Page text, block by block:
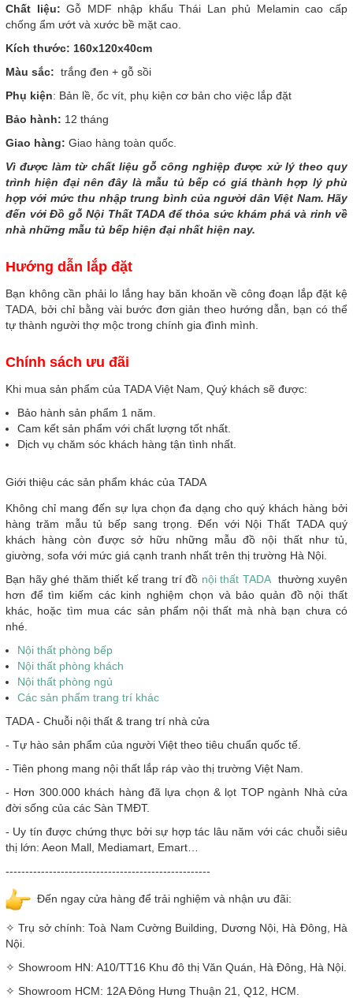
Chất liệu:Gỗ MDF nhập khẩu Thái Lan phủ Melamin cao cấp
chống ẩm ướt và xước bề mặt cao.
Kích thước: 160x120x40cm
Màu sắc: trắng đen + gỗ sồi
Phụ kiện: Bản lề, ốc vít, phụ kiện cơ bản cho việc lắp đặt
Bảo hành: 12 tháng
Giao hàng: Giao hàng toàn quốc.
Vì được làm từ chất liệu gỗ công nghiệp được xử lý theo quy
trình hiện đại nên đây là mẫu tủ bếp có giá thành hợp lý phù
hợp với mức thu nhập trung bình của người dân Việt Nam. Hãy
đến với Đồ gỗ Nội Thất TADA để thỏa sức khám phá và rinh về
nhà những mẫu tủ bếp hiện đại nhất hiện nay.
Hướng dẫn lắp đặt
Bạn không cần phải lo lắng hay băn khoăn về công đoạn lắp đặt kệ
TADA, bởi chỉ bằng vài bước đơn giản theo hướng dẫn, bạn có thể
tự thành người thợ mộc trong chính gia đình mình.
Chính sách ưu đãi
Khi mua sản phẩm của TADA Việt Nam, Quý khách sẽ được:
Bảo hành sản phẩm 1 năm.
Cam kết sản phẩm với chất lượng tốt nhất.
Dịch vụ chăm sóc khách hàng tận tình nhất.
Giới thiệu các sản phẩm khác của TADA
Không chỉ mang đến sự lựa chọn đa dạng cho quý khách hàng bởi
hàng trăm mẫu tủ bếp sang trọng. Đến với Nội Thất TADA quý
khách hàng còn được sở hữu những mẫu đồ nội thất như tủ,
giường, sofa với mức giá cạnh tranh nhất trên thị trường Hà Nội.
Bạn hãy ghé thăm thiết kế trang trí đồ nội thất TADA thường xuyên
hơn để tìm kiếm các kinh nghiệm chọn và bảo quản đồ nội thất
khác, hoặc tìm mua các sản phẩm nội thất mà nhà bạn chưa có
nhé.
Nội thất phòng bếp
Nội thất phòng khách
Nội thất phòng ngủ
Các sản phẩm trang trí khác
TADA - Chuỗi nội thất & trang trí nhà cửa
- Tự hào sản phẩm của người Việt theo tiêu chuẩn quốc tế.
- Tiên phong mang nội thất lắp ráp vào thị trường Việt Nam.
- Hơn 300.000 khách hàng đã lựa chọn & lọt TOP ngành Nhà cửa
đời sống của các Sàn TMĐT.
- Uy tín được chứng thực bởi sự hợp tác lâu năm với các chuỗi siêu
thị lớn: Aeon Mall, Mediamart, Emart…
----------------------------------------------------
Đến ngay cửa hàng để trải nghiệm và nhận ưu đãi:
✧ Trụ sở chính: Toà Nam Cường Building, Dương Nội, Hà Đông, Hà
Nội.
✧ Showroom HN: A10/TT16 Khu đô thị Văn Quán, Hà Đông, Hà Nội.
✧ Showroom HCM: 12A Đông Hưng Thuận 21, Q12, HCM.